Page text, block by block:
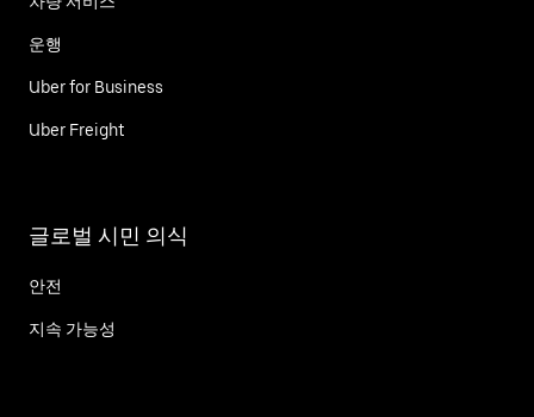
운행
Uber for Business
Uber Freight
글로벌 시민 의식
안전
지속 가능성